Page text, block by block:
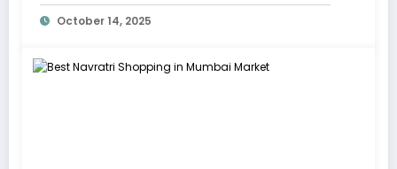
October 14, 2025